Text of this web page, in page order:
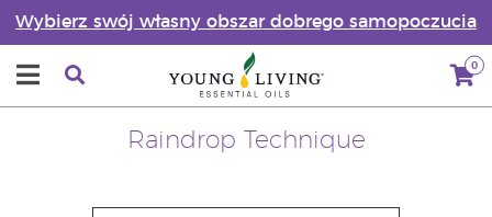
Wybierz swój własny obszar dobrego samopoczucia
0
Raindrop Technique